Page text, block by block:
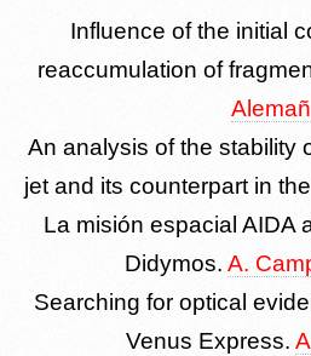
Influence of the initial
reaccumulation of
Alemañ
An analysis of the stability
jet and its counterpart in
La misión espacial AIDA
Didymos. A.
Searching for optical
Venus Express.